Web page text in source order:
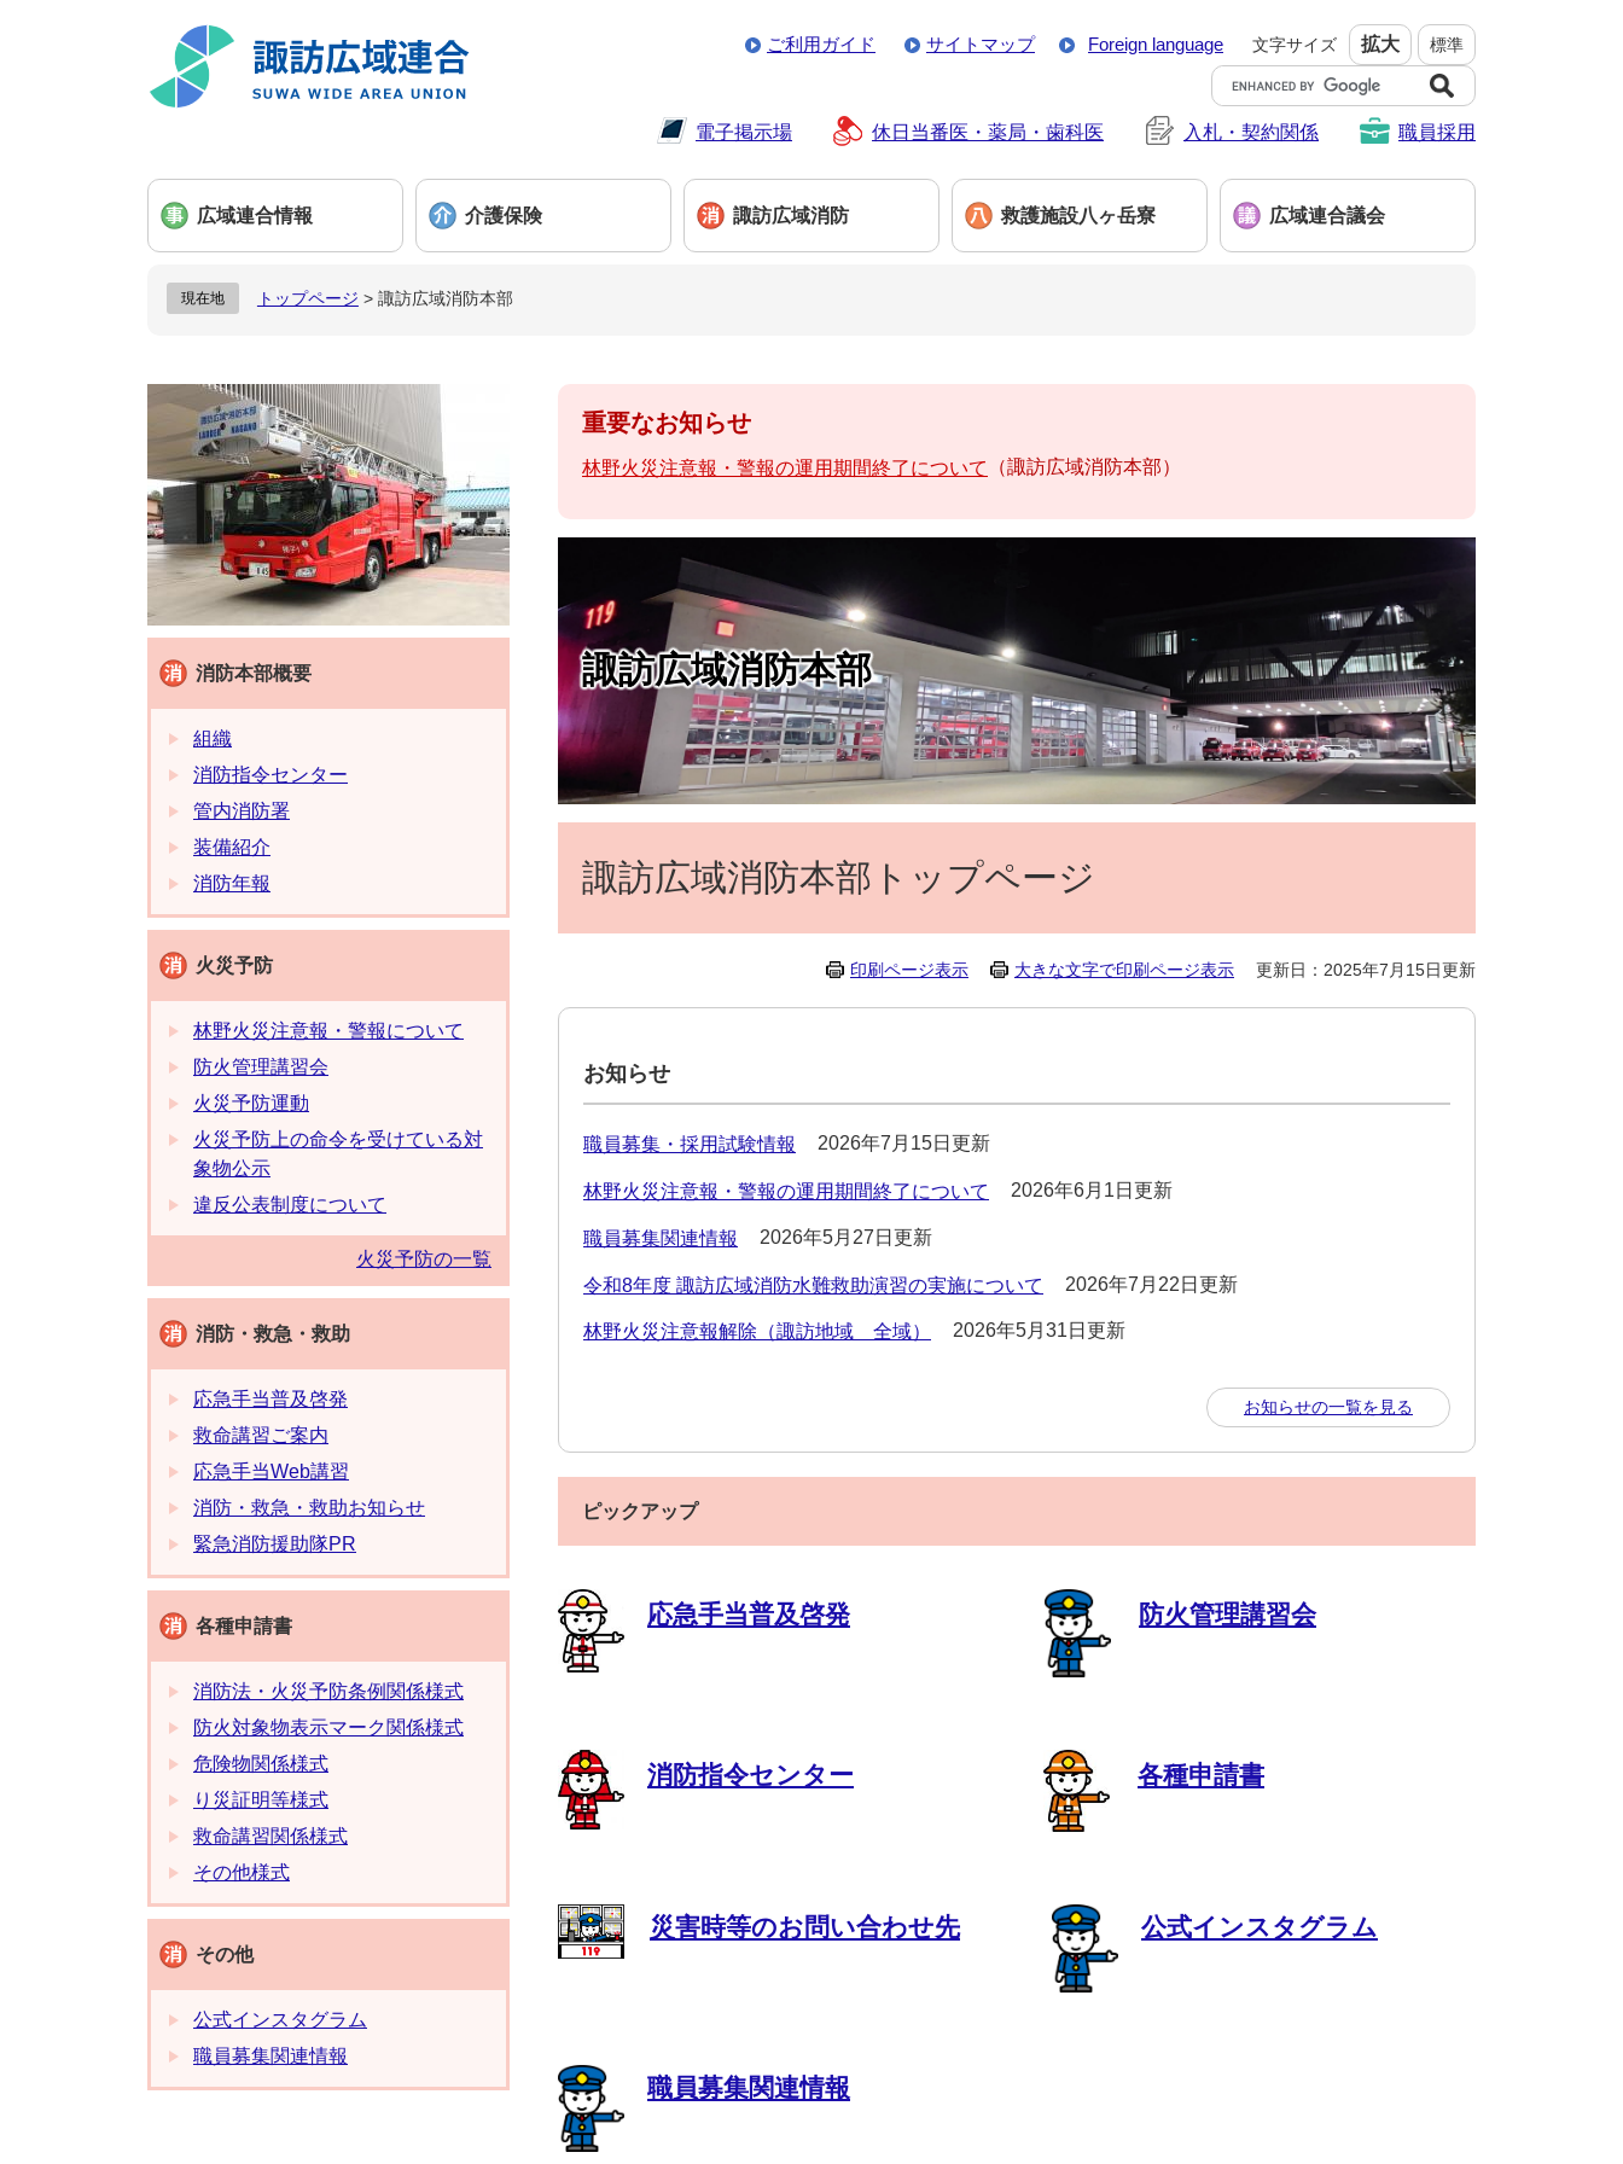
ご利用ガイド サイトマップ Foreign language 文字サイズ 拡大 標準
G
o
o
l
カ
電子掲示場 休日当番医・薬局・歯科医 入札・契約関係 職員採用
広域連合情報 介護保険 諏訪広域消防 救護施設八ヶ岳寮 広域連合議会
現在地 トップページ > 諏訪広域消防本部
重要なお知らせ
林野火災注意報・警報の運用期間終了について 諏訪広域消防本部
諏訪広域消防本部
諏訪広域消防本部トップページ
印刷ページ表示 大きな文字で印刷ページ表示 更新日：2025年7月15日更新
お知らせ
職員募集・採用試験情報 2026年7月15日更新
林野火災注意報・警報の運用期間終了について 2026年6月1日更新
職員募集関連情報 2026年5月27日更新
令和8年度 諏訪広域消防水難救助演習の実施について 2026年7月22日更新
林野火災注意報解除（諏訪地域 全域） 2026年5月31日更新
お知らせの一覧を見る
ピックアップ
応急手当普及啓発 防火管理講習会
消防指令センター 各種申請書
災害時等のお問い合わせ先 公式インスタグラム
職員募集関連情報
消防本部概要
組織
消防指令センター
管内消防署
装備紹介
消防年報
火災予防
林野火災注意報・警報について
防火管理講習会
火災予防運動
火災予防上の命令を受けている対
象物公示
違反公表制度について
火災予防の一覧
消防・救急・救助
応急手当普及啓発
救命講習ご案内
応急手当Web講習
消防・救急・救助お知らせ
緊急消防援助隊PR
各種申請書
消防法・火災予防条例関係様式
防火対象物表示マーク関係様式
危険物関係様式
り災証明等様式
救命講習関係様式
その他様式
その他
公式インスタグラム
職員募集関連情報